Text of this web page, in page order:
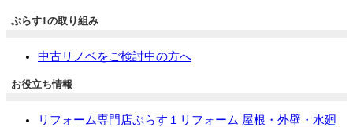
ぷらす1の取り組み
中古リノベをご検討中の方へ
お役立ち情報
リフォーム専門店ぷらす１リフォーム 屋根・外壁・水廻